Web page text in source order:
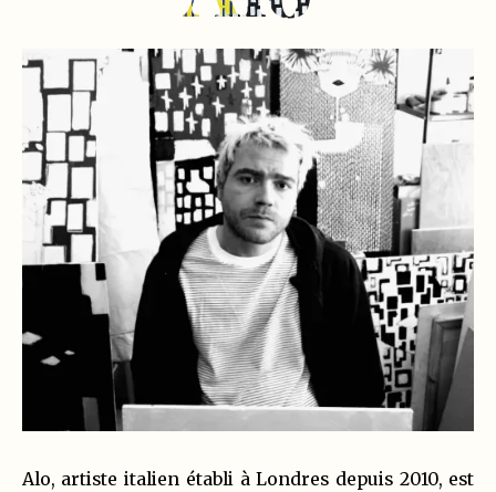
Alo, artiste italien établi à Londres depuis 2010, est